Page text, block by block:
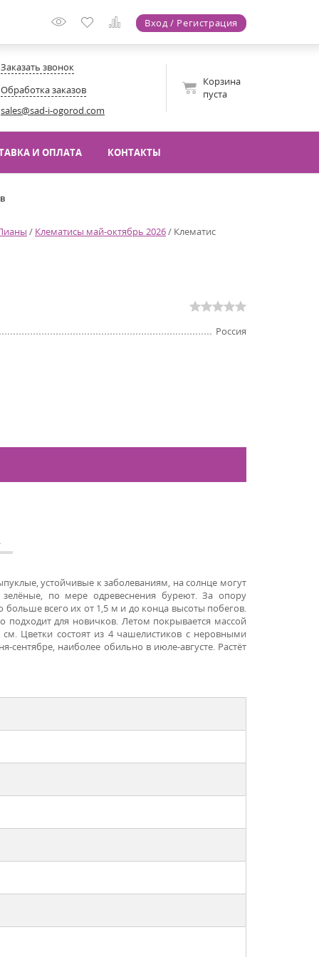
Вход / Регистрация
Заказать звонок
Обработка заказов
sales@sad-i-ogorod.com
Корзина
пуста
И ОПЛАТА КОНТАКТЫ
/ Клематисы май-октябрь 2026/ Клематис
Россия
устойчивые к заболеваниям, на солнце могут
по мере одревеснения буреют. За опору
больше всего их от 1,5 м и до конца высоты побегов.
для новичков. Летом покрывается массой
Цветки состоят из 4 чашелистиков с неровными
сентябре, наиболее обильно в июле-августе. Растёт